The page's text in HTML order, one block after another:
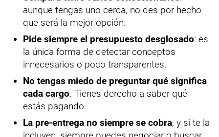
aunque tengas uno cerca, no des por hecho
que será la mejor opción.
Pide siempre el presupuesto desglosado: es
la única forma de detectar conceptos
innecesarios o poco transparentes.
No tengas miedo de preguntar qué significa
cada cargo. Tienes derecho a saber qué
estás pagando.
La pre-entrega no siempre se cobra, y si te la